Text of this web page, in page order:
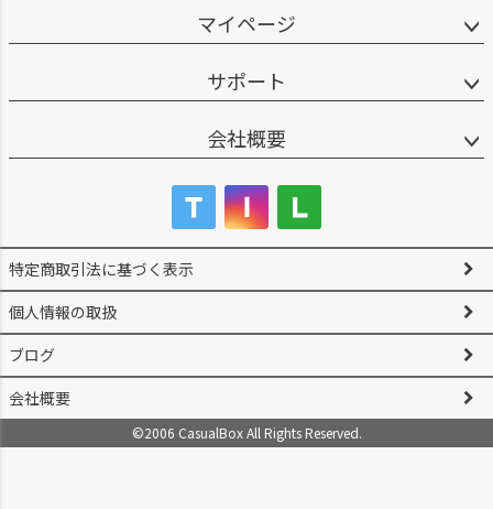
マイページ
サポート
会社概要
特定商取引法に基づく表示
個人情報の取扱
ブログ
会社概要
©2006 CasualBox All Rights Reserved.